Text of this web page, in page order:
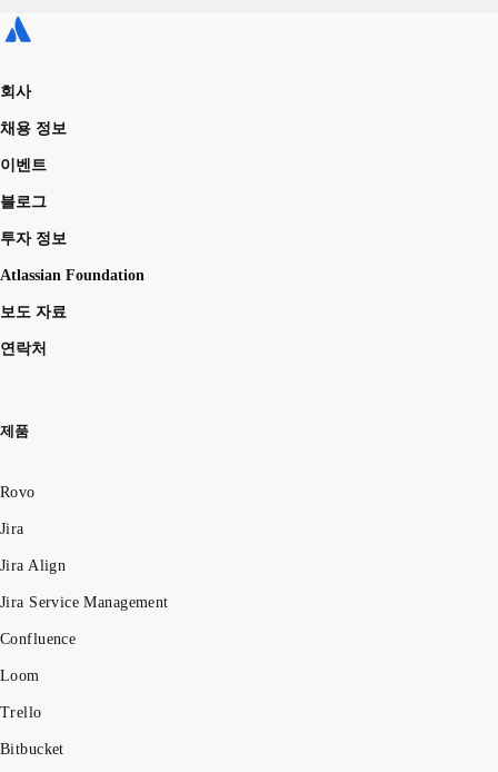
회사
채용 정보
이벤트
블로그
투자 정보
Atlassian Foundation
보도 자료
연락처
제품
Rovo
Jira
Jira Align
Jira Service Management
Confluence
Loom
Trello
Bitbucket